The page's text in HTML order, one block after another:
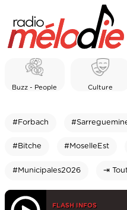
Buzz - People Culture
#Forbach
#Bitche #MoselleEst
#Municipales2026 ⇥
FLASH INFOS